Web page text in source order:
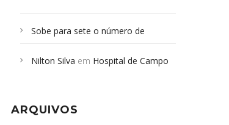
Sobe para sete o número de
desabamento em São Paulo - Revista
sepultados em SP
Nilton Silva em Hospital de Campo
ARQUIVOS